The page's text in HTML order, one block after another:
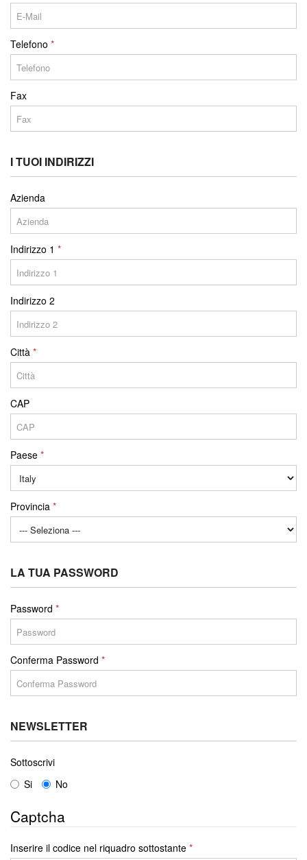
Telefono
Fax
I TUOI INDIRIZZI
Azienda
Indirizzo 1
Indirizzo 2
Città
CAP
Paese
Provincia
LA TUA PASSWORD
Password
Conferma Password
NEWSLETTER
Sottoscrivi
Si
No
Captcha
Inserire il codice nel riquadro sottostante